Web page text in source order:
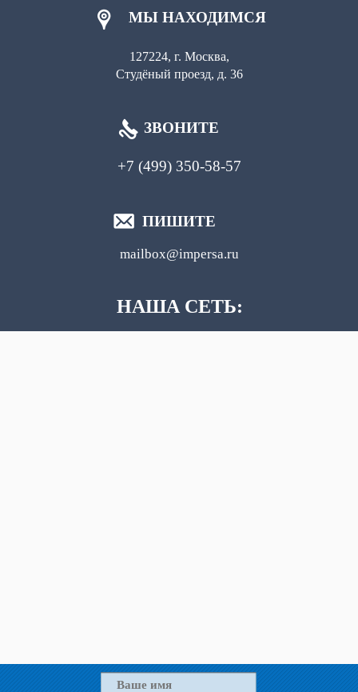
МЫ НАХОДИМСЯ
ЗВОНИТЕ
ПИШИТЕ
127224, г. Москва,
Студёный проезд, д. 36
+7 (499) 350-58-57
mailbox@impersa.ru
НАША СЕТЬ: